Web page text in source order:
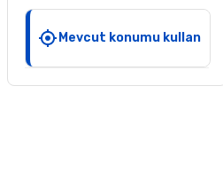
Mevcut konumu kullan